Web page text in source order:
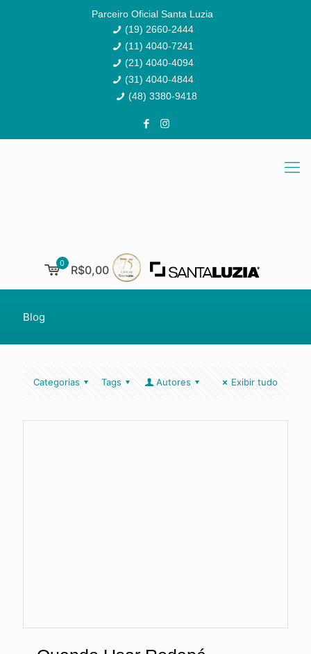
Parceiro Oficial Santa Luzia
(19) 2660-2444
(11) 4040-7241
(21) 4040-4094
(31) 4040-4844
(48) 3380-9418
0 R$0,00
Blog
Categorias Tags Autores Exibir tudo